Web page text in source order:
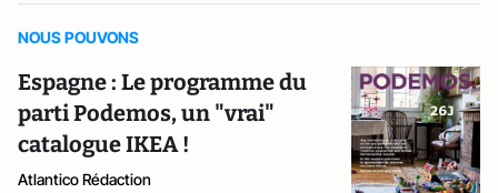
NOUS POUVONS
Espagne : Le programme du
parti Podemos, un "vrai"
catalogue IKEA !
Atlantico Rédaction